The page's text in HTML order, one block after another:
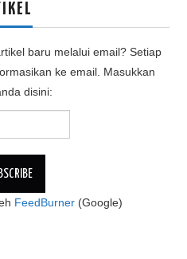
baru melalui email? Setiap
ke email. Masukkan
disini:
FeedBurner (Google)